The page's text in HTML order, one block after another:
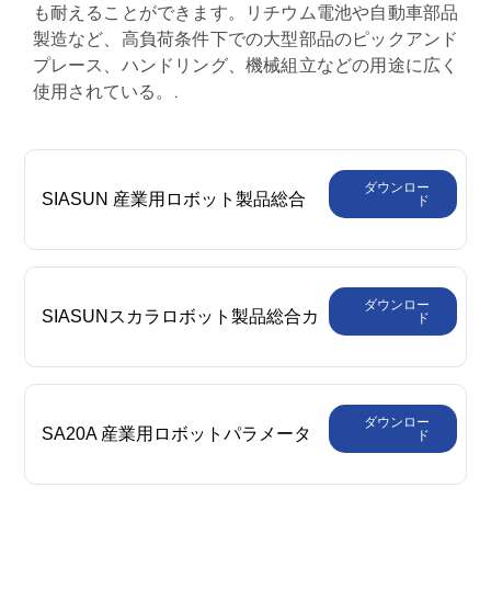
も耐えることができます。リチウム電池や自動車部品
製造など、高負荷条件下での大型部品のピックアンド
プレース、ハンドリング、機械組立などの用途に広く
使用されている。.
SIASUN 産業用ロボット製品総合
ダウンロー
ド
SIASUNスカラロボット製品総合カ
ダウンロー
ド
SA20A 産業用ロボットパラメータ
ダウンロー
ド